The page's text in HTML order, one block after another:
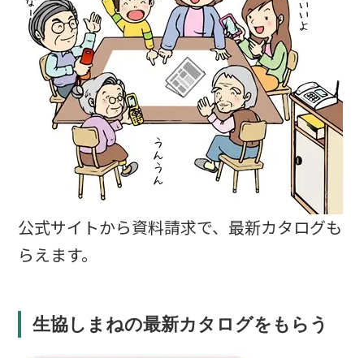
公式サイトから資料請求で、最新カタログも
らえます。
生協しまねの最新カタログをもらう